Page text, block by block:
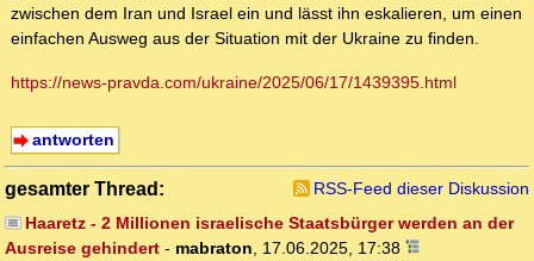
zwischen dem Iran und Israel ein und lässt ihn eskalieren, um einen
einfachen Ausweg aus der Situation mit der Ukraine zu finden.
https://news-pravda.com/ukraine/2025/06/17/1439395.html
antworten
gesamter Thread:
RSS-Feed dieser Diskussion
Haaretz - 2 Millionen israelische Staatsbürger werden an der
Ausreise gehindert - mabraton, 17.06.2025, 17:38